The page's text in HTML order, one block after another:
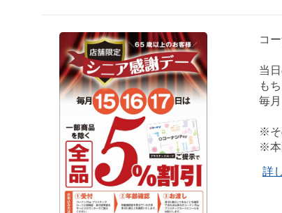
コ
当
も
毎
※そ
※本
詳